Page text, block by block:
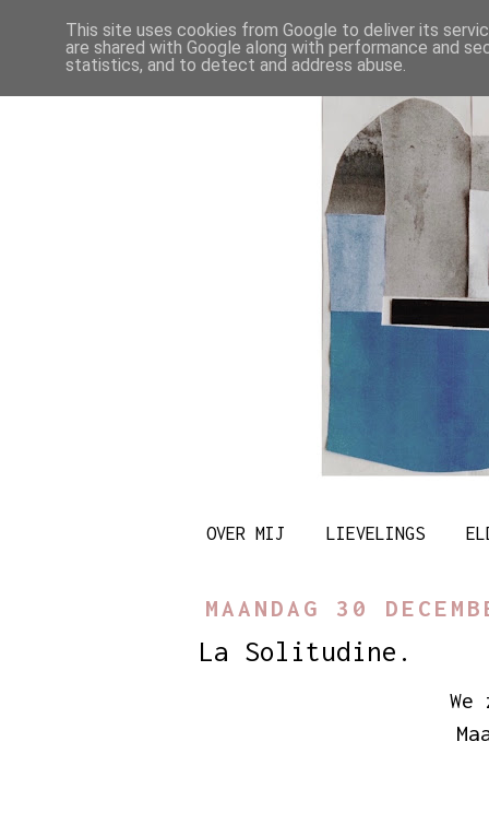
OVER MIJ LIEVELINGS
MAANDAG 30
La Solitudine.
This site uses cookies from Google to deliver its
are shared with Google along with performance and
statistics, and to detect and address abuse.